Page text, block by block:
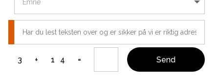
du
lest
over
3 + 14 = Send